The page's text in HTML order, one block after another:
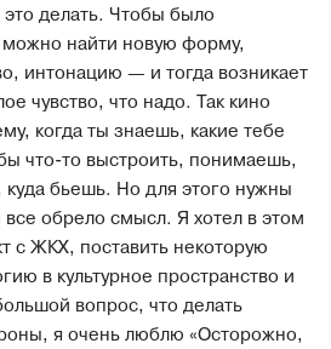
делать. Чтобы было
найти новую форму,
интонацию — и тогда возникает
чувство, что надо. Так кино
когда ты знаешь, какие тебе
что-то выстроить, понимаешь,
бьешь. Но для этого нужны
обрело смысл. Я хотел в этом
с ЖКХ, поставить некоторую
в культурное пространство и
вопрос, что делать
я очень люблю «Осторожно,